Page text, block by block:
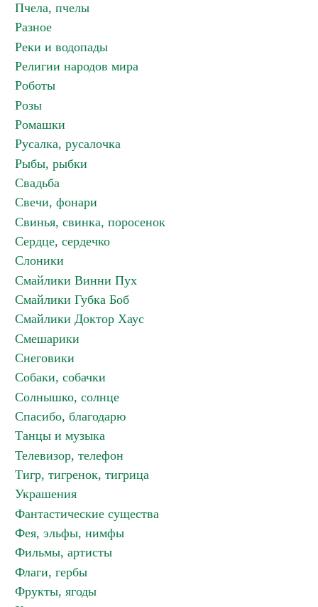
Пчела, пчелы
Разное
Реки и водопады
Религии народов мира
Роботы
Розы
Ромашки
Русалка, русалочка
Рыбы, рыбки
Свадьба
Свечи, фонари
Свинья, свинка, поросенок
Сердце, сердечко
Слоники
Смайлики Винни Пух
Смайлики Губка Боб
Смайлики Доктор Хаус
Смешарики
Снеговики
Собаки, собачки
Солнышко, солнце
Спасибо, благодарю
Танцы и музыка
Телевизор, телефон
Тигр, тигренок, тигрица
Украшения
Фантастические существа
Фея, эльфы, нимфы
Фильмы, артисты
Флаги, гербы
Фрукты, ягоды